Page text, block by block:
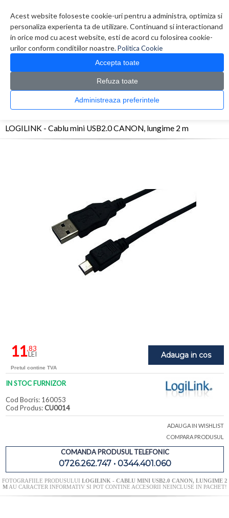
Acest website foloseste cookie-uri pentru a administra, optimiza si
personaliza experienta ta de utilizare. Continuand si interactionand
in orice mod cu acest website, esti de acord cu folosirea cookie-
urilor conform conditiilor noastre.Politica Cookie
Accepta toate
Refuza toate
Administreaza preferintele
0 produs(e)
CATALOG PRODUSE
> Adaptoare/Conectica > LOGILINK - Cablu mini USB2.0
LOGILINK - Cablu mini USB2.0 CANON, lungime 2 m
Adauga in cos
11,83
LEI
Pretul contine TVA
IN STOC FURNIZOR
Cod Bocris: 160053
Cod Produs:CU0014
ADAUGA IN WISHLIST
COMPARA PRODUSUL
COMANDA PRODUSUL TELEFONIC
0726.262.747 • 0344.401.060
FOTOGRAFIILE PRODUSULUI LOGILINK - CABLU MINI USB2.0 CANON, LUNGIME 2
MAU CARACTER INFORMATIV SI POT CONTINE ACCESORII NEINCLUSE IN PACHET!